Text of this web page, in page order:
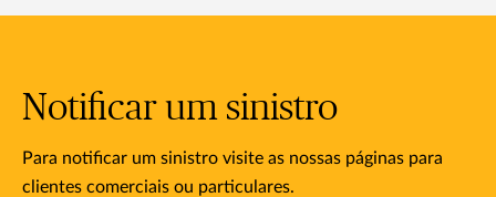
Notificar um sinistro
Para notificar um sinistro visite as nossas páginas para
clientes comerciais ou particulares.